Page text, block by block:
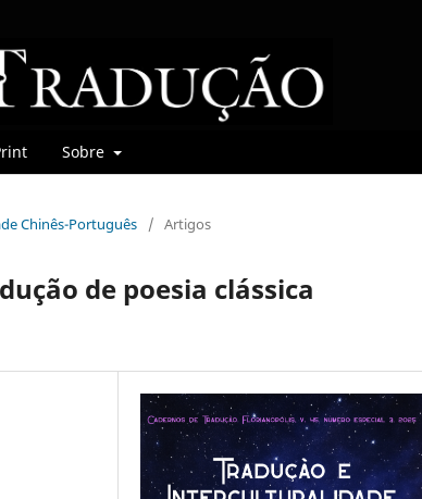
Sobre
Chinês-Português / Artigos
de poesia clássica